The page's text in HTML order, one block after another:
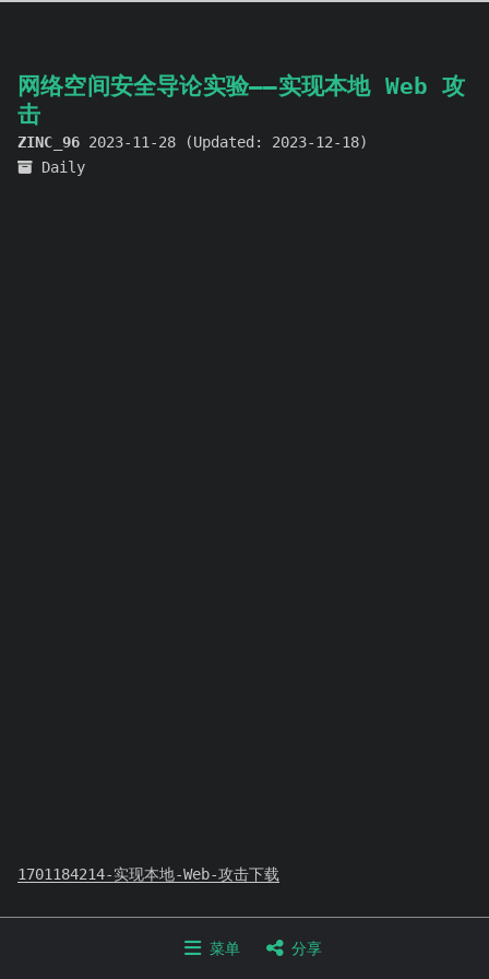
网络空间安全导论实验——实现本地 Web 攻
击
ZINC_96 2023-11-28 (Updated: 2023-12-18)
Daily
1701184214-实现本地-Web-攻击下载
菜单 分享
Categories Archives